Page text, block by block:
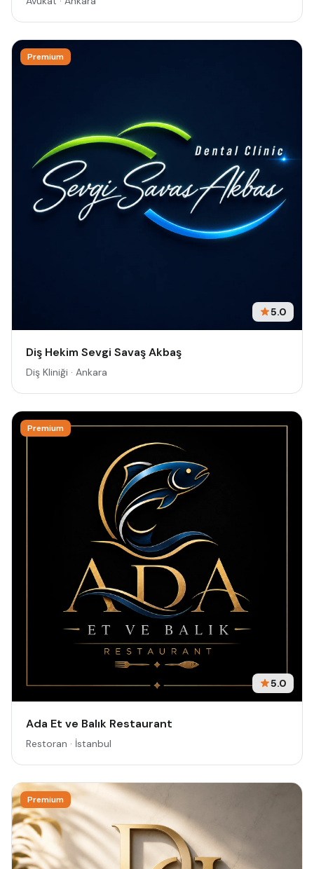
Premium
5.0
Diş Hekim Sevgi Savaş Akbaş
Diş Kliniği · Ankara
Premium
5.0
Ada Et ve Balık Restaurant
Restoran · İstanbul
Premium